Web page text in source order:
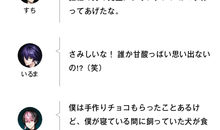
すち
ってあげたな。
いるま
さみしいな！ 誰か甘酸っぱい思い出ない
の!?（笑）
僕は手作りチョコもらったことあるけ
ど、僕が寝ている間に飼っていた犬が食